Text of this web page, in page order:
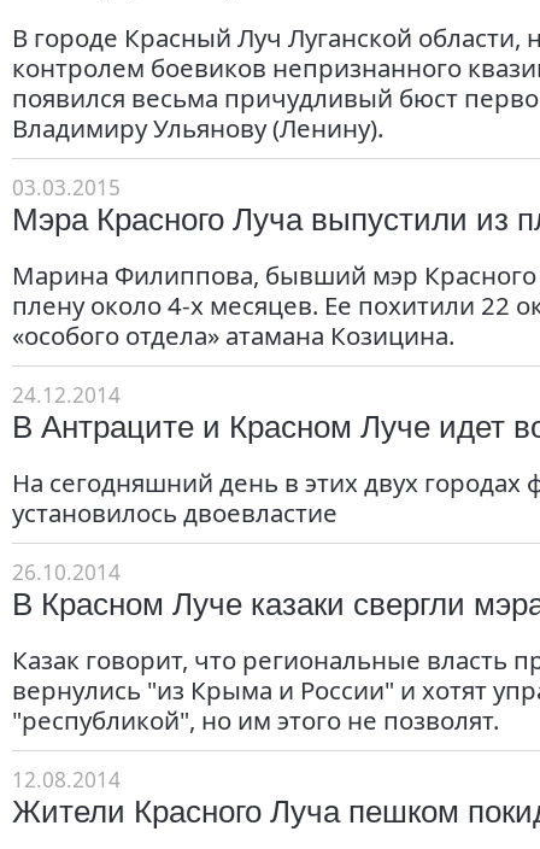
В городе Красный Луч Луганской области,
контролем боевиков непризнанного
появился весьма причудливый бюст
Владимиру Ульянову (Ленину).
03.03.2015
Мэра Красного Луча выпустили из
Марина Филиппова, бывший мэр Красного
плену около 4-х месяцев. Ее похитили 22
«особого отдела» атамана Козицина.
24.12.2014
В Антраците и Красном Луче идет
На сегодняшний день в этих двух городах
установилось двоевластие
26.10.2014
В Красном Луче казаки свергли
Казак говорит, что региональные власть
вернулись "из Крыма и России" и хотят
"республикой", но им этого не позволят.
12.08.2014
Жители Красного Луча пешком